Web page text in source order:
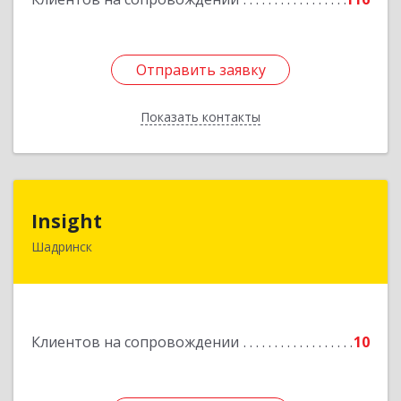
Отправить заявку
Показать контакты
Отправить заявку
Назад
Insight
Шадринск
Клиентов на сопровождении 10